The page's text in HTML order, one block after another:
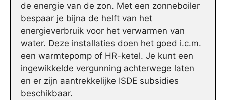
de energie van de zon. Met een zonneboiler
bespaar je bijna de helft van het
energieverbruik voor het verwarmen van
water. Deze installaties doen het goed i.c.m.
een warmtepomp of HR-ketel. Je kunt een
ingewikkelde vergunning achterwege laten
en er zijn aantrekkelijke ISDE subsidies
beschikbaar.